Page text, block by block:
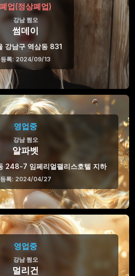
폐업(정상폐업)
강남 쩜오
썸데이
강남구 역삼동 831
등록: 2024/09/13
영업중
강남 쩜오
알파벳
248-7 임페리얼팰리스호텔 지하
등록: 2024/04/27
영업중
강남 쩜오
멀리건